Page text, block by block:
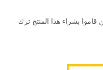
بشراء هذا المنتج ترك